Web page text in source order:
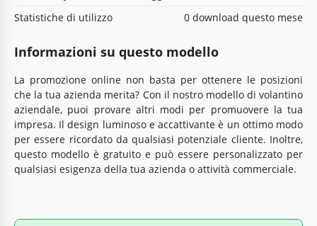
Statistiche di utilizzo
0 download questo mese
Informazioni su questo modello
La promozione online non basta per ottenere le posizioni
che la tua azienda merita? Con il nostro modello di volantino
aziendale, puoi provare altri modi per promuovere la tua
impresa. Il design luminoso e accattivante è un ottimo modo
per essere ricordato da qualsiasi potenziale cliente. Inoltre,
questo modello è gratuito e può essere personalizzato per
qualsiasi esigenza della tua azienda o attività commerciale.